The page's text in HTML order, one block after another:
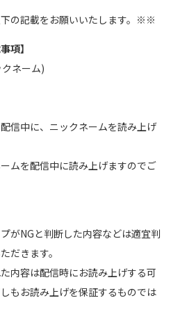
の記載をお願いいたします。※※
項】
ネーム)
信中に、ニックネームを読み上げ
ムを配信中に読み上げますのでご
がNGと判断した内容などは適宜判
だきます。
内容は配信時にお読み上げする可
もお読み上げを保証するものでは